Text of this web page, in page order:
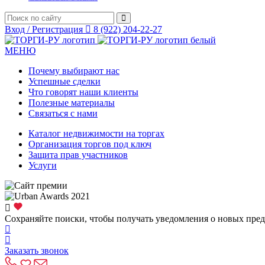
Вход / Регистрация 8 (922) 204-22-27
МЕНЮ
Почему выбирают нас
Успешные сделки
Что говорят наши клиенты
Полезные материалы
Связаться с нами
Каталог недвижимости на торгах
Организация торгов под ключ
Защита прав участников
Услуги
Сохраняйте поиски, чтобы получать уведомления о новых
Заказать звонок